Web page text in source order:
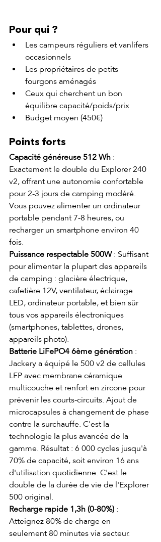
Pour qui ?
Les campeurs réguliers et vanlifers
occasionnels
Les propriétaires de petits
fourgons aménagés
Ceux qui cherchent un bon
équilibre capacité/poids/prix
Budget moyen (450€)
Points forts
Capacité généreuse 512 Wh :
Exactement le double du Explorer 240
v2, offrant une autonomie confortable
pour 2-3 jours de camping modéré.
Vous pouvez alimenter un ordinateur
portable pendant 7-8 heures, ou
recharger un smartphone environ 40
fois.
Puissance respectable 500W : Suffisant
pour alimenter la plupart des appareils
de camping : glacière électrique,
cafetière 12V, ventilateur, éclairage
LED, ordinateur portable, et bien sûr
tous vos appareils électroniques
(smartphones, tablettes, drones,
appareils photo).
Batterie LiFePO4 6ème génération :
Jackery a équipé le 500 v2 de cellules
LFP avec membrane céramique
multicouche et renfort en zircone pour
prévenir les courts-circuits. Ajout de
microcapsules à changement de phase
contre la surchauffe. C'est la
technologie la plus avancée de la
gamme. Résultat : 6 000 cycles jusqu'à
70% de capacité, soit environ 16 ans
d'utilisation quotidienne. C'est le
double de la durée de vie de l'Explorer
500 original.
Recharge rapide 1,3h (0-80%) :
Atteignez 80% de charge en
seulement 80 minutes via secteur.